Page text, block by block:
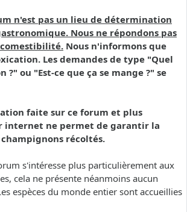
n'est pas un lieu de détermination
Nous ne répondons pas
Nous n'informons que
Les demandes de type "Quel
?" ou "Est-ce que ça se mange ?" se
faite sur ce forum et plus
internet ne permet de garantir la
récoltés.
s'intéresse plus particulièrement aux
cela ne présente néanmoins aucun
espèces du monde entier sont accueillies